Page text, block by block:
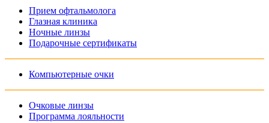
Прием офтальмолога
Глазная клиника
Ночные линзы
Подарочные сертификаты
Компьютерные очки
Очковые линзы
Программа лояльности